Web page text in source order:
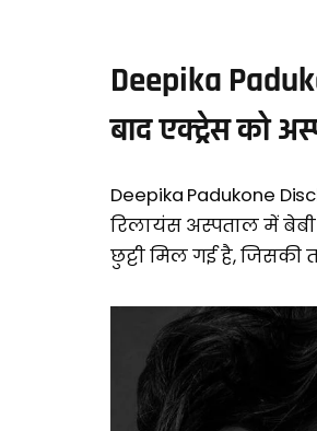
Deepika
बाद एक्ट्रेस को
Deepika Padukone
रिलायंस अस्पताल में बेबी
छुट्टी मिल गई है, जिसकी